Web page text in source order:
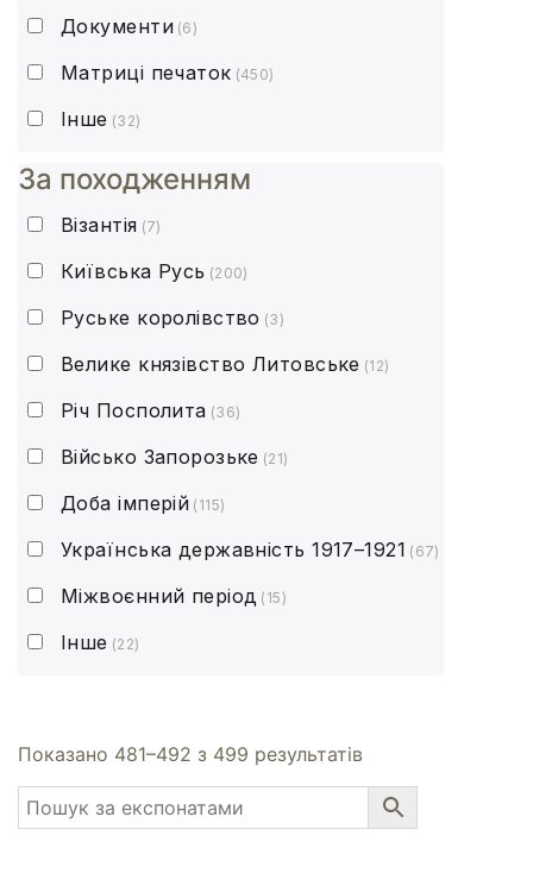
Документи (6)
Матриці печаток (450)
Інше (32)
За походженням
Візантія (7)
Київська Русь (200)
Руське королівство (3)
Велике князівство Литовське (12)
Річ Посполита (36)
Військо Запорозьке (21)
Доба імперій (115)
Українська державність 1917–1921 (67)
Міжвоєнний період (15)
Інше (22)
Показано 481–492 з 499 результатів